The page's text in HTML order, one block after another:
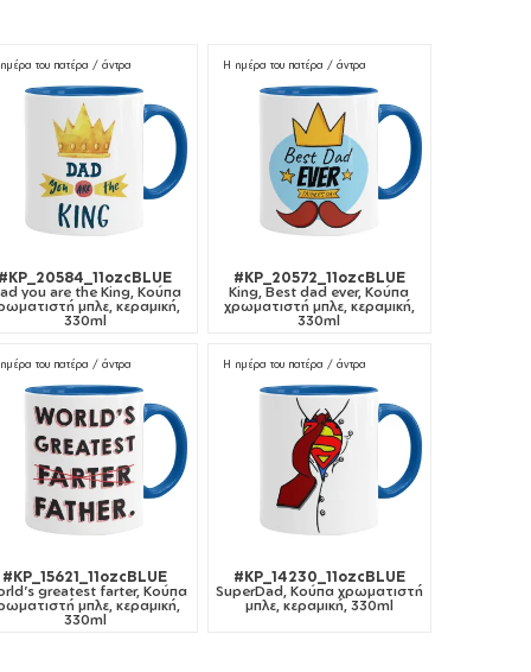
του πατέρα / άντρα
#KP_20584_11ozcBLUE
you are the King, Κούπα
μπλε, κεραμική,
330ml
Η ημέρα του πατέρα / άντρα
#KP_20572_11ozcBLUE
King, Best dad ever, Κούπα
χρωματιστή μπλε, κεραμική,
330ml
του πατέρα / άντρα
#KP_15621_11ozcBLUE
greatest farter, Κούπα
μπλε, κεραμική,
330ml
Η ημέρα του πατέρα / άντρα
#KP_14230_11ozcBLUE
SuperDad, Κούπα χρωματιστή
μπλε, κεραμική, 330ml